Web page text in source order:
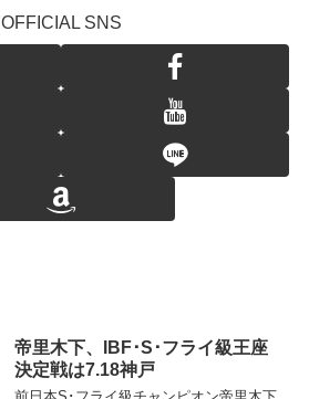
OFFICIAL SNS
帝里木下、IBF･S･フライ級王座
決定戦は7.18神戸